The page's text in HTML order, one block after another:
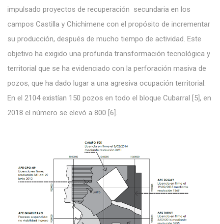
impulsado proyectos de recuperación secundaria en los
campos Castilla y Chichimene con el propósito de incrementar
su producción, después de mucho tiempo de actividad. Este
objetivo ha exigido una profunda transformación tecnológica y
territorial que se ha evidenciado con la perforación masiva de
pozos, que ha dado lugar a una agresiva ocupación territorial.
En el 2104 existían 150 pozos en todo el bloque Cubarral [5], en
2018 el número se elevó a 800 [6].